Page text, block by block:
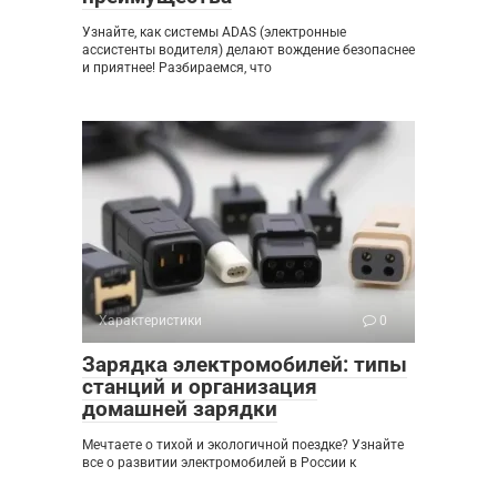
Узнайте, как системы ADAS (электронные
ассистенты водителя) делают вождение безопаснее
и приятнее! Разбираемся, что
Характеристики 0
Зарядка электромобилей: типы
станций и организация
домашней зарядки
Мечтаете о тихой и экологичной поездке? Узнайте
все о развитии электромобилей в России к